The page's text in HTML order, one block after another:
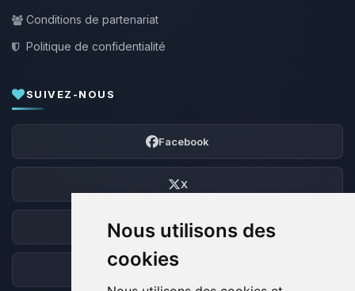
Nous utilisons des
cookies
Conditions de partenariat
Politique de confidentialité
SUIVEZ-NOUS
Facebook
X
Discord
Forum